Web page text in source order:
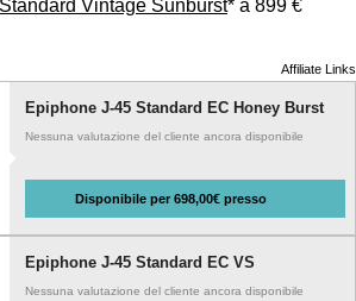
Vintage Sunburst* a 899 €
Affiliate Links
Epiphone J-45 Standard EC Honey Burst
Nessuna valutazione del cliente ancora disponibile
Disponibile per 698,00€ presso
Epiphone J-45 Standard EC VS
Nessuna valutazione del cliente ancora disponibile